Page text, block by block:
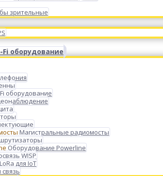
зрительные
оборудование
оборудование
Магистральные радиомосты
Оборудование Powerline
WISP
для IoT
связь